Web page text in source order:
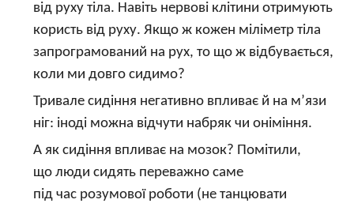
від руху тіла. Навіть нервові клітини отримують
користь від руху. Якщо ж кожен міліметр тіла
запрограмований на рух, то що ж відбувається,
коли ми довго сидимо?
Тривале сидіння негативно впливає й на м’язи
ніг: іноді можна відчути набряк чи оніміння.
А як сидіння впливає на мозок? Помітили,
що люди сидять переважно саме
під час розумової роботи (не танцювати